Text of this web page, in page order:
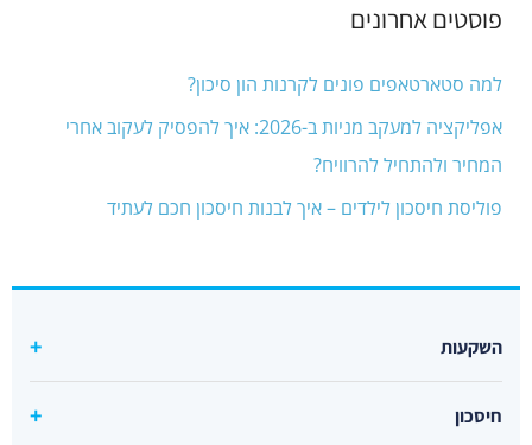
פוסטים אחרונים
למה סטארטאפים פונים לקרנות הון סיכון?
אפליקציה למעקב מניות ב-2026: איך להפסיק לעקוב אחרי
המחיר ולהתחיל להרוויח?
פוליסת חיסכון לילדים – איך לבנות חיסכון חכם לעתיד
השקעות
חיסכון